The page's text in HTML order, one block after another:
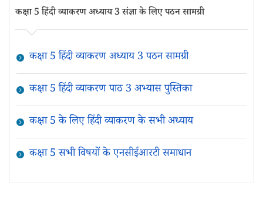
कक्षा 5 हिंदी व्याकरण अध्याय 3 संज्ञा के लिए पठन सामग्री
कक्षा 5 हिंदी व्याकरण अध्याय 3 पठन सामग्री
कक्षा 5 हिंदी व्याकरण पाठ 3 अभ्यास पुस्तिका
कक्षा 5 के लिए हिंदी व्याकरण के सभी अध्याय
कक्षा 5 सभी विषयों के एनसीईआरटी समाधान